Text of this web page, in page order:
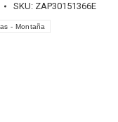
SKU: ZAP30151366E
- Montaña